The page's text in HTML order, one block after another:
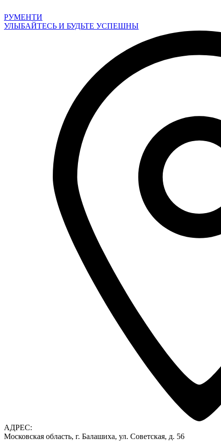
к
содержимому
РУМЕНТИ
УЛЫБАЙТЕСЬ И БУДЬТЕ УСПЕШНЫ
АДРЕС:
Московская область, г. Балашиха, ул. Советская, д. 56